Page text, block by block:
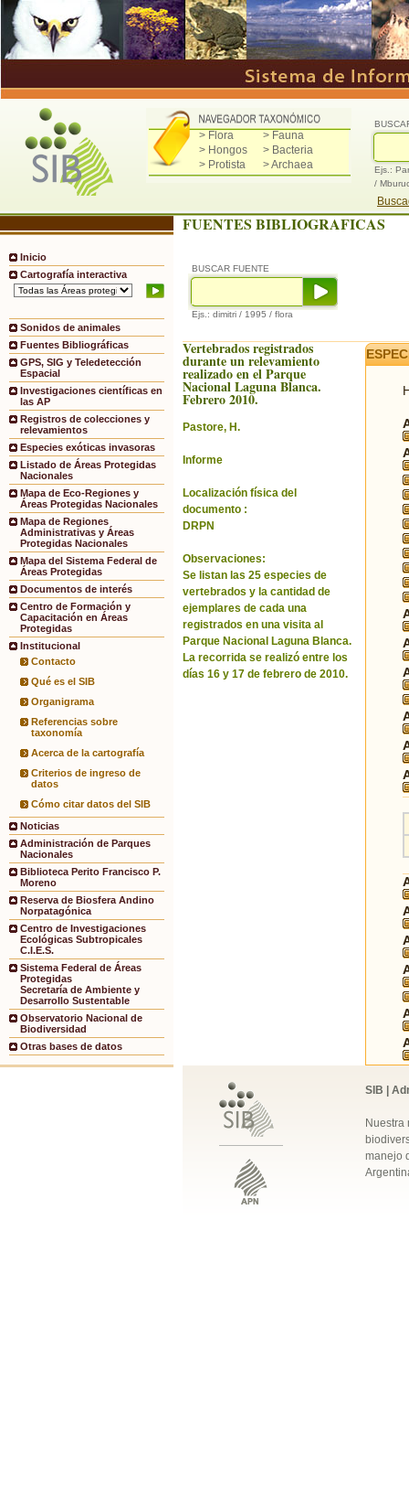
> Flora
> Fauna
> Hongos
> Bacteria
> Protista
> Archaea
Ejs.:
/
Inicio
Cartografía interactiva
Sonidos de animales
Fuentes Bibliográficas
GPS, SIG y Teledetección
Espacial
Investigaciones científicas en
las AP
Registros de colecciones y
relevamientos
Especies exóticas invasoras
Listado de Áreas Protegidas
Nacionales
Mapa de Eco-Regiones y
Áreas Protegidas Nacionales
Mapa de Regiones
Administrativas y Áreas
Protegidas Nacionales
Mapa del Sistema Federal de
Áreas Protegidas
Documentos de interés
Centro de Formación y
Capacitación en Áreas
Protegidas
Institucional
Contacto
Qué es el SIB
Organigrama
Referencias sobre
taxonomía
Acerca de la cartografía
Criterios de ingreso de
datos
Cómo citar datos del SIB
Noticias
Administración de Parques
Nacionales
Biblioteca Perito Francisco P.
Moreno
Reserva de Biosfera Andino
Norpatagónica
Centro de Investigaciones
Ecológicas Subtropicales
C.I.E.S.
Sistema Federal de Áreas
Protegidas
Secretaría de Ambiente y
Desarrollo Sustentable
Observatorio Nacional de
Biodiversidad
Otras bases de datos
FUENTES BIBLIOGRAFICAS
BUSCAR FUENTE
Ejs.: dimitri / 1995 / flora
Vertebrados registrados
durante un relevamiento
realizado en el Parque
Nacional Laguna Blanca.
Febrero 2010.
Pastore, H.
Informe
Localización física del
documento :
DRPN
Observaciones:
Se listan las 25 especies de
vertebrados y la cantidad de
ejemplares de cada una
registrados en una visita al
Parque Nacional Laguna Blanca.
La recorrida se realizó entre los
días 16 y 17 de febrero de 2010.
SIB |
Nuestra
manejo